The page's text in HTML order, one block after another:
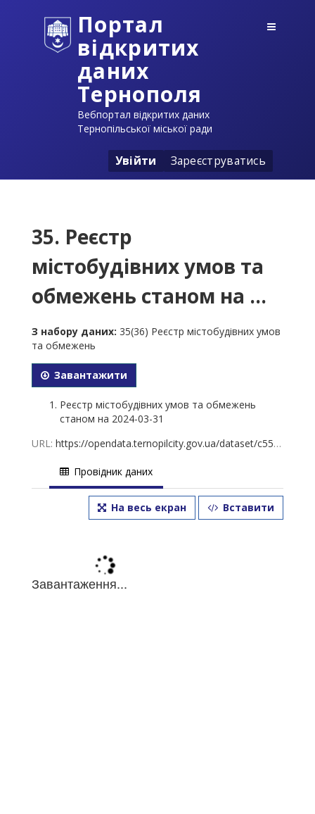
Портал
відкритих
даних
Тернополя
Вебпортал відкритих даних
Тернопільської міської ради
Увійти Зареєструватись
35. Реєстр
містобудівних умов та
обмежень станом на ...
З набору даних: 35(36) Реєстр містобудівних умов
та обмежень
Завантажити
Реєстр містобудівних умов та обмежень
станом на 2024-03-31
URL: https://opendata.ternopilcity.gov.ua/dataset/c5554484-f0b8-4d7e-8772-74a838169714/resource/68e3eed1-1ed3-4009-9013-19a5a232b710/download/35.-2024-03-31.xlsx
Провідник даних
На весь екран Вставити